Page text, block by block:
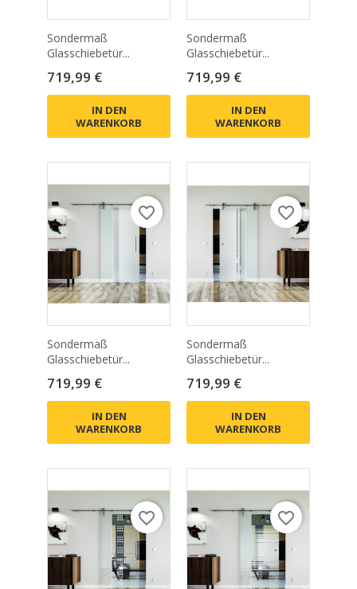
Sondermaß
Glasschiebetür...
Preis
719,99 €
IN DEN
WARENKORB
Sondermaß
Glasschiebetür...
Preis
719,99 €
IN DEN
WARENKORB
Sondermaß
Glasschiebetür...
Preis
719,99 €
IN DEN
WARENKORB
favorite_border
Sondermaß
Glasschiebetür...
Preis
719,99 €
IN DEN
WARENKORB
favorite_border
favorite_border favorite_border